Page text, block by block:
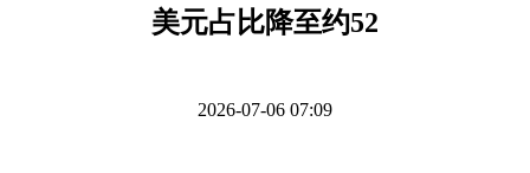
美元占比降至约52
2026-07-06 07:09